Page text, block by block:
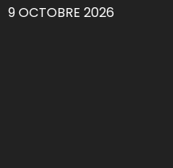
9 OCTOBRE 2026